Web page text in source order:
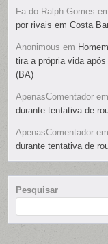
Fa do Ralph Gomes
por rivais em Costa
Anonimous em
tira a própria vida
(BA)
ApenasComentador em
durante tentativa de
ApenasComentador em
durante tentativa de
Pesquisar